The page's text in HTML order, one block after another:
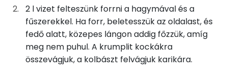
125g füstölt oldalas
329 kcal
23gvöröshagyma
8 kcal
0gbors
0 kcal
4%
Fehérje
3%
Szénhidrát
7%
Zsír
85%
Víz
TOP ásványi anyagok
Nátrium
2 l vizet felteszünk forrni a hagymával és a
fűszerekkel. Ha forr, beletesszük az oldalast, és
fedő alatt, közepes lángon addig főzzük, amíg
meg nem puhul. A krumplit kockákra
összevágjuk, a kolbászt felvágjuk karikára.